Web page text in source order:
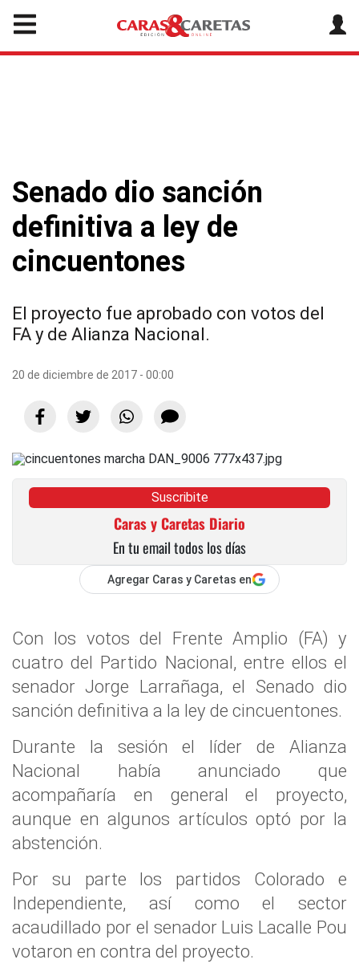
Senado dio sanción
definitiva a ley de
cincuentones
El proyecto fue aprobado con votos del
FA y de Alianza Nacional.
20 de diciembre de 2017 - 00:00
Suscribite
Caras y Caretas Diario
En tu email todos los días
Agregar Caras y Caretas en
Con los votos del Frente Amplio (FA) y
cuatro del Partido Nacional, entre ellos el
senador Jorge Larrañaga, el Senado dio
sanción definitiva a la ley de cincuentones.
Durante la sesión el líder de Alianza
Nacional había anunciado que
acompañaría en general el proyecto,
aunque en algunos artículos optó por la
abstención.
Por su parte los partidos Colorado e
Independiente, así como el sector
acaudillado por el senador Luis Lacalle Pou
votaron en contra del proyecto.